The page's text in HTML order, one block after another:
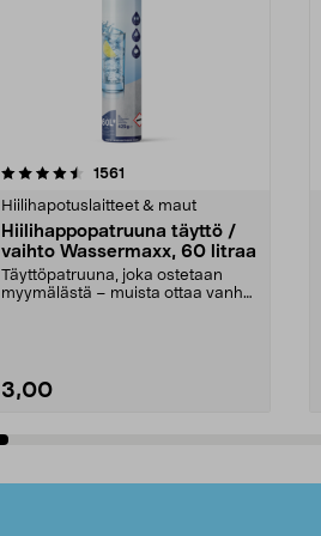
1561
Hiilihapotuslaitteet & maut
Hiilihappopatruuna täyttö /
vaihto Wassermaxx, 60 litraa
Täyttöpatruuna, joka ostetaan
myymälästä – muista ottaa vanha
3,00
4.5viidestä